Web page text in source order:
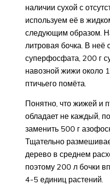
наличии сухой с
используем её в
следующим образом.
литровая бочка. В
суперфосфата, 200 г
навозной жижи около
птичьего помёта.
Понятно, что жижей и
обладает не каждый,
заменить 500 г
Тщательно
дерево в среднем
поэтому 200 л бочки
4-5 единиц растений.